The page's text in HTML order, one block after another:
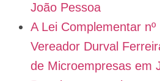
João Pessoa
A Lei Complementar
Vereador Durval
de Microempresas em